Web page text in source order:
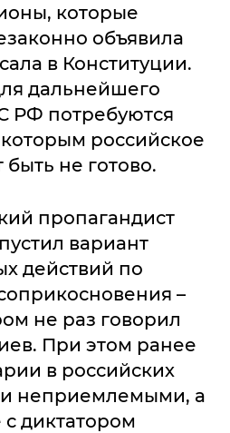
которые
объявила
в Конституции.
дальнейшего
РФ потребуются
российское
не готово.
пропагандист
вариант
действий по
–
не раз говорил
При этом ранее
в российских
неприемлемыми, а
диктатором